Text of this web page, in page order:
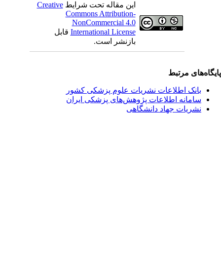
این مقاله تحت شرایطCreative
Commons Attribution-
NonCommercial 4.0
International Licenseقابل
بازنشر است.
مرتبط
بانک اطلاعات نشریات علوم پزشکی کشور
سامانه اطلاعات پژوهش‌های پزشکی ایران
نشریات جهاد دانشگاهی